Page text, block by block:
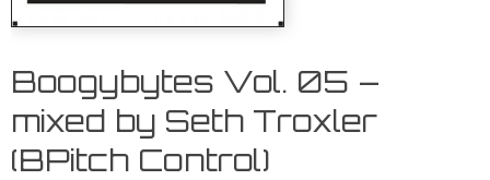
Boogybytes Vol. 05 –
mixed by Seth Troxler
(BPitch Control)